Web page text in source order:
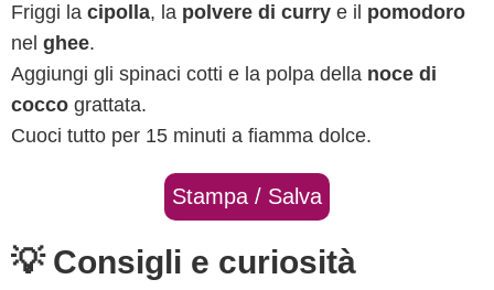
Friggi la cipolla, la polvere di curry e il pomodoro
nel ghee.
Aggiungi gli spinaci cotti e la polpa della noce di
cocco grattata.
Cuoci tutto per 15 minuti a fiamma dolce.
Stampa / Salva
💡 Consigli e curiosità